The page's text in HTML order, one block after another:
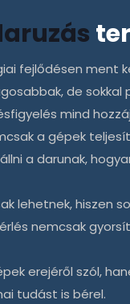
fejlődésen ment
de
mind
a gépek
a darunak,
lehetnek, hiszen
nemcsak
erejéről szól,
tudást is bérel.